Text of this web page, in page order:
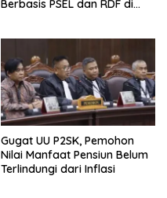
Berbasis PSEL dan RDF di
Gugat UU P2SK, Pemohon
Nilai Manfaat Pensiun Belum
Terlindungi dari Inflasi